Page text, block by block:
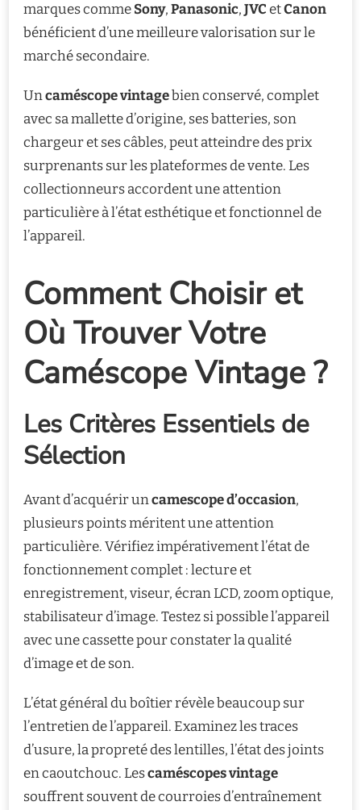
marques commeSony,Panasonic,JVCetCanon
bénéficient d’une meilleure valorisation sur le
marché secondaire.
Uncaméscope vintagebien conservé, complet
avec sa mallette d’origine, ses batteries, son
chargeur et ses câbles, peut atteindre des prix
surprenants sur les plateformes de vente. Les
collectionneurs accordent une attention
particulière à l’état esthétique et fonctionnel de
l’appareil.
Comment Choisir et
Où Trouver Votre
Caméscope Vintage ?
Les Critères Essentiels de
Sélection
Avant d’acquérir uncamescope d’occasion,
plusieurs points méritent une attention
particulière. Vérifiez impérativement l’état de
fonctionnement complet : lecture et
enregistrement, viseur, écran LCD, zoom optique,
stabilisateur d’image. Testez si possible l’appareil
avec une cassette pour constater la qualité
d’image et de son.
L’état général du boîtier révèle beaucoup sur
l’entretien de l’appareil. Examinez les traces
d’usure, la propreté des lentilles, l’état des joints
en caoutchouc. Lescaméscopes vintage
souffrent souvent de courroies d’entraînement